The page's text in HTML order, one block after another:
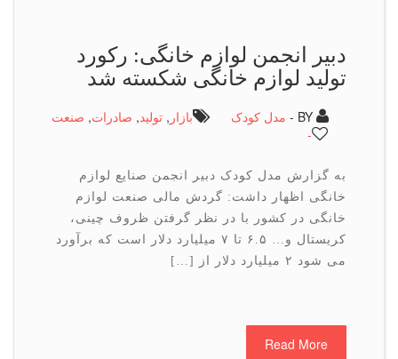
دبیر انجمن لوازم خانگی: ركورد
تولید لوازم خانگی شكسته شد
مدل کودک بازار ,تولید,صادرات ,صنعت
به گزارش مدل کودک دبیر انجمن صنایع لوازم
خانگی اظهار داشت: گردش مالی صنعت لوازم
خانگی در کشور با در نظر گرفتن ظروف چینی،
کریستال و… ۶.۵ تا ۷ میلیارد دلار است که برآورد
می شود ۲ میلیارد دلار از […]
Read More